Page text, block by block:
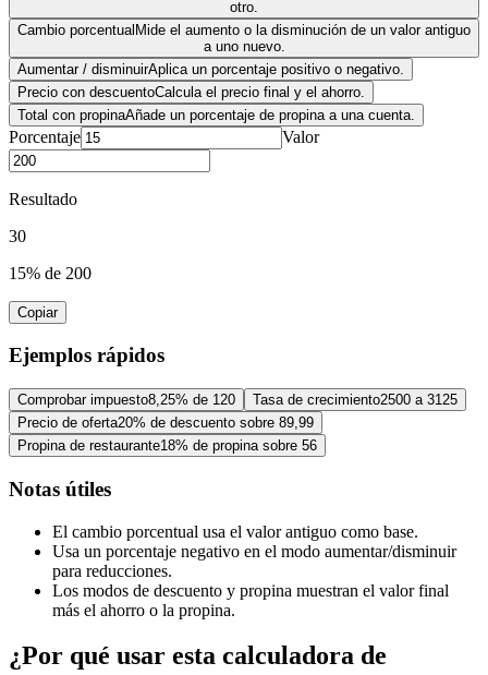
otro.
Cambio porcentualMide el aumento o la disminución de un valor antiguo
a uno nuevo.
Aumentar / disminuirAplica un porcentaje positivo o negativo.
Precio con descuentoCalcula el precio final y el ahorro.
Total con propinaAñade un porcentaje de propina a una cuenta.
Porcentaje Valor
Resultado
30
15% de 200
Copiar
Ejemplos rápidos
Comprobar impuesto8,25% de 120 Tasa de crecimiento2500 a 3125
Precio de oferta20% de descuento sobre 89,99
Propina de restaurante18% de propina sobre 56
Notas útiles
El cambio porcentual usa el valor antiguo como base.
Usa un porcentaje negativo en el modo aumentar/disminuir
para reducciones.
Los modos de descuento y propina muestran el valor final
más el ahorro o la propina.
¿Por qué usar esta calculadora de